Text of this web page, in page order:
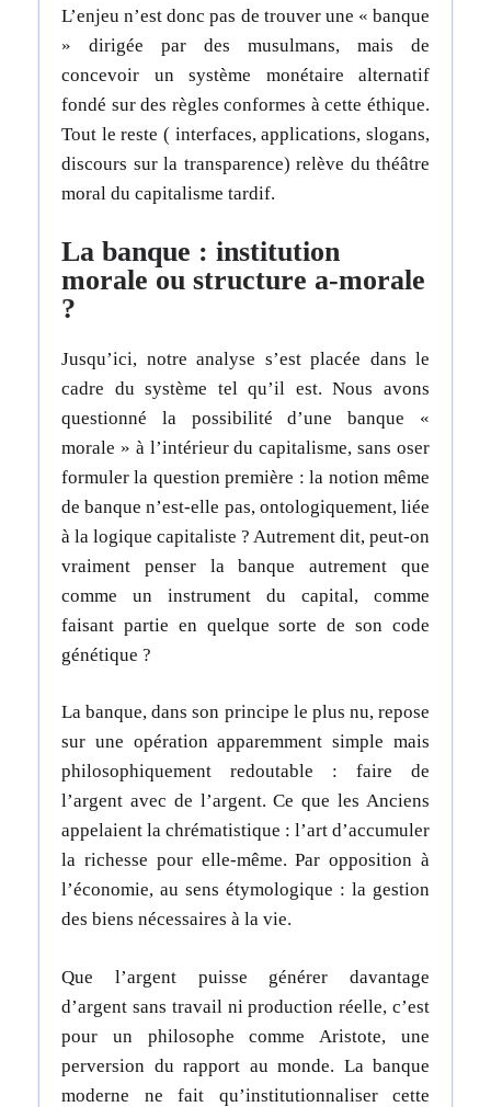
L’enjeu n’est donc pas de trouver une « banque
» dirigée par des musulmans, mais de
concevoir un système monétaire alternatif
fondé sur des règles conformes à cette éthique.
Tout le reste ( interfaces, applications, slogans,
discours sur la transparence) relève du théâtre
moral du capitalisme tardif.
La banque : institution
morale ou structure a-morale
?
Jusqu’ici, notre analyse s’est placée dans le
cadre du système tel qu’il est. Nous avons
questionné la possibilité d’une banque «
morale » à l’intérieur du capitalisme, sans oser
formuler la question première : la notion même
de banque n’est-elle pas, ontologiquement, liée
à la logique capitaliste ? Autrement dit, peut-on
vraiment penser la banque autrement que
comme un instrument du capital, comme
faisant partie en quelque sorte de son code
génétique ?
La banque, dans son principe le plus nu, repose
sur une opération apparemment simple mais
philosophiquement redoutable : faire de
l’argent avec de l’argent. Ce que les Anciens
appelaient la chrématistique : l’art d’accumuler
la richesse pour elle-même. Par opposition à
l’économie, au sens étymologique : la gestion
des biens nécessaires à la vie.
Que l’argent puisse générer davantage
d’argent sans travail ni production réelle, c’est
pour un philosophe comme Aristote, une
perversion du rapport au monde. La banque
moderne ne fait qu’institutionnaliser cette